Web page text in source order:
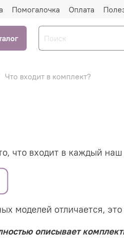
Помогалочка Оплата
Что входит в комплект?
что входит в каждый
моделей отличается,
описывает